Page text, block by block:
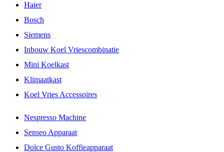
Haier
Bosch
Siemens
Inbouw Koel Vriescombinatie
Mini Koelkast
Klimaatkast
Koel Vries Accessoires
Nespresso Machine
Senseo Apparaat
Dolce Gusto Koffieapparaat